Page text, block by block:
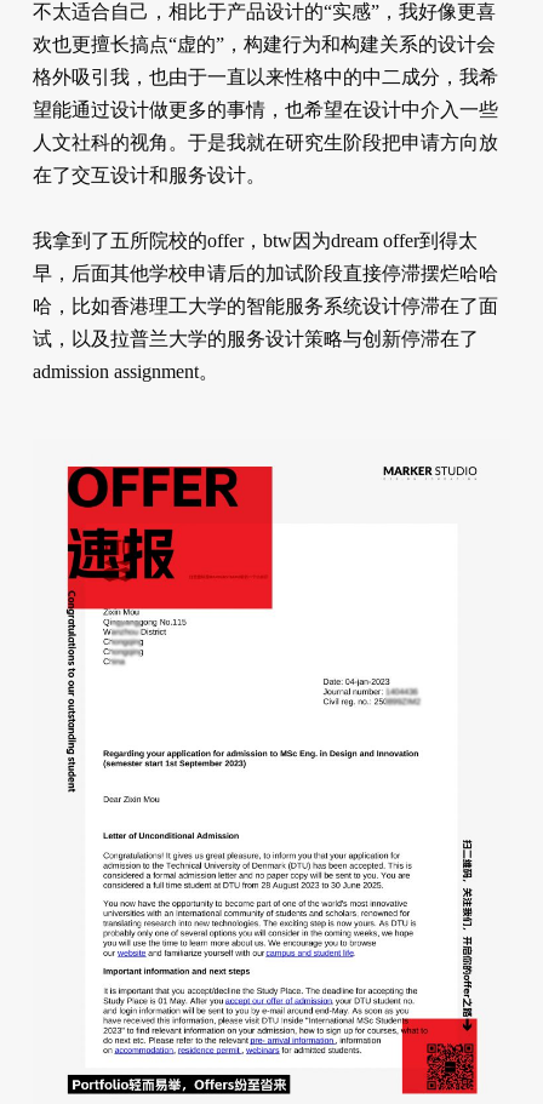
不太适合自己，相比于产品设计的“实感”，我好像更喜
欢也更擅长搞点“虚的”，构建行为和构建关系的设计会
格外吸引我，也由于一直以来性格中的中二成分，我希
望能通过设计做更多的事情，也希望在设计中介入一些
人文社科的视角。于是我就在研究生阶段把申请方向放
在了交互设计和服务设计。
我拿到了五所院校的offer，btw因为dream offer到得太
早，后面其他学校申请后的加试阶段直接停滞摆烂哈哈
哈，比如香港理工大学的智能服务系统设计停滞在了面
试，以及拉普兰大学的服务设计策略与创新停滞在了
admission assignment。